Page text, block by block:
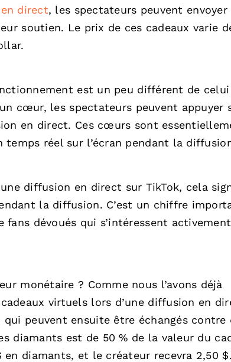
direct, les spectateurs peuvent envoyer
soutien. Le prix de ces cadeaux varie
est un peu différent de celui
cœur, les spectateurs peuvent appuyer
en direct. Ces cœurs sont
réel sur l’écran pendant la
diffusion en direct sur TikTok, cela
la diffusion. C’est un chiffre
dévoués qui s’intéressent
monétaire ? Comme nous l’avons déjà
virtuels lors d’une diffusion en
peuvent ensuite être échangés contre
diamants est de 50 % de la valeur du
en diamants, et le créateur recevra 2,50 $.